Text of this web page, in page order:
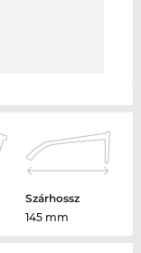
Szárhossz
145 mm